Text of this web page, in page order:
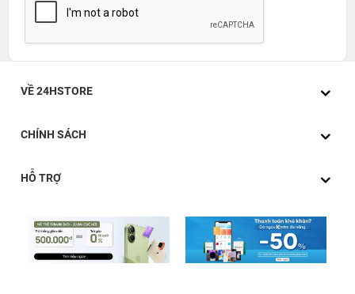
VỀ 24HSTORE
CHÍNH SÁCH
HỖ TRỢ